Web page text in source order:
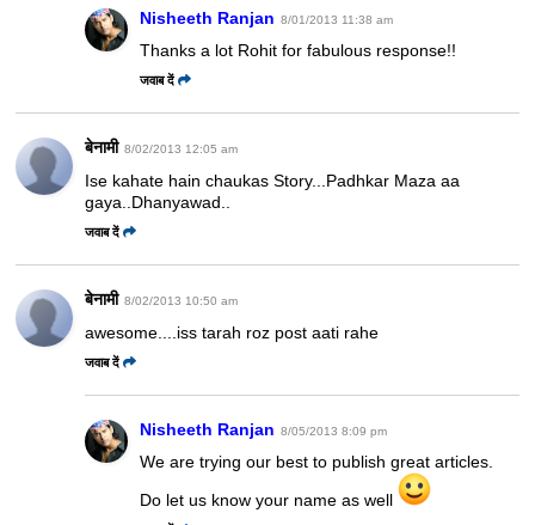
Nisheeth Ranjan 8/01/2013 11:38 am
Thanks a lot Rohit for fabulous response!!
जवाब दें
बेनामी 8/02/2013 12:05 am
Ise kahate hain chaukas Story...Padhkar Maza aa
gaya..Dhanyawad..
जवाब दें
बेनामी 8/02/2013 10:50 am
awesome....iss tarah roz post aati rahe
जवाब दें
Nisheeth Ranjan 8/05/2013 8:09 pm
We are trying our best to publish great articles.
Do let us know your name as well